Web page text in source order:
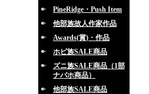
PineRidge・Push Item
他部族故人作家作品
Awards(賞)・作品
ホピ族SALE商品
ズニ族SALE商品（1部
ナバホ商品）
他部族SALE商品